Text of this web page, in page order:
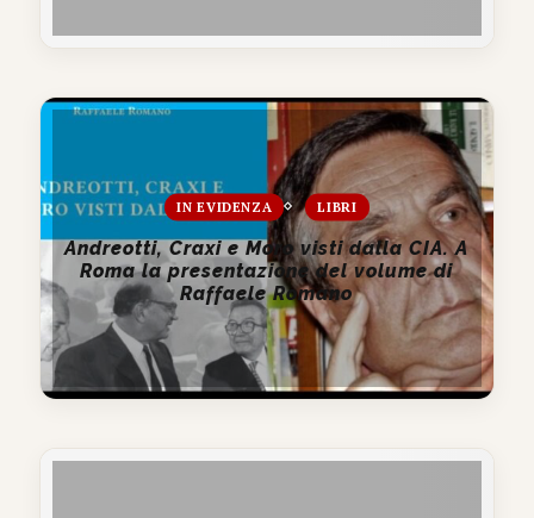
IN EVIDENZA LIBRI
Andreotti, Craxi e Moro visti dalla CIA. A
Roma la presentazione del volume di
Raffaele Romano